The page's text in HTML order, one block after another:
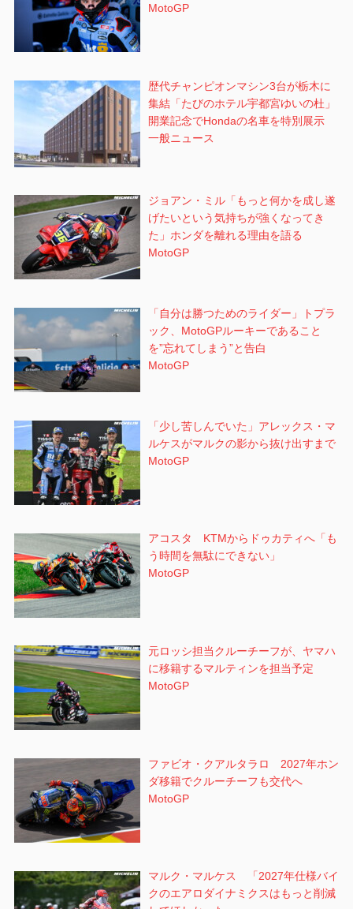
MotoGP
歴代チャンピオンマシン3台が栃木に
集結「たびのホテル宇都宮ゆいの杜」
開業記念でHondaの名車を特別展示
一般ニュース
ジョアン・ミル「もっと何かを成し遂
げたいという気持ちが強くなってき
た」ホンダを離れる理由を語る
MotoGP
「自分は勝つためのライダー」トプラ
ック、MotoGPルーキーであること
を”忘れてしまう”と告白
MotoGP
「少し苦しんでいた」アレックス・マ
ルケスがマルクの影から抜け出すまで
MotoGP
アコスタ KTMからドゥカティへ「も
う時間を無駄にできない」
MotoGP
元ロッシ担当クルーチーフが、ヤマハ
に移籍するマルティンを担当予定
MotoGP
ファビオ・クアルタラロ 2027年ホン
ダ移籍でクルーチーフも交代へ
MotoGP
マルク・マルケス 「2027年仕様バイ
クのエアロダイナミクスはもっと削減